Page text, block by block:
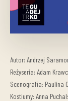
Autor: Andrzej
Reżyseria: Adam
Scenografia: Paulina
Kostiumy: Anna